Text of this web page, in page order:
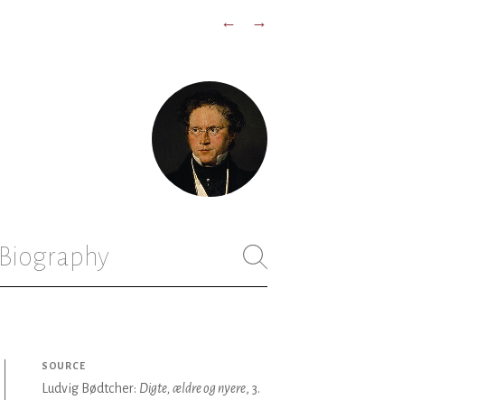
← →
Biography
SOURCE
Ludvig Bødtcher: Digte, ældre og nyere, 3.